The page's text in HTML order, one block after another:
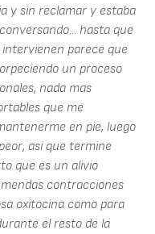
y sin reclamar y estaba
hasta que
parece que
un proceso
nada mas
que me
en pie, luego
asi que termine
que es un alivio
contracciones
oxitocina como para
el resto de la